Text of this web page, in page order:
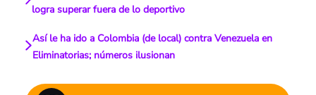
logra superar fuera de lo deportivo
Así le ha ido a Colombia (de local) contra Venezuela en
Eliminatorias; números ilusionan